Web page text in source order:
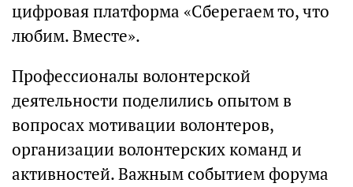
цифровая платформа «Сберегаем то, что
любим. Вместе».
Профессионалы волонтерской
деятельности поделились опытом в
вопросах мотивации волонтеров,
организации волонтерских команд и
активностей. Важным событием форума